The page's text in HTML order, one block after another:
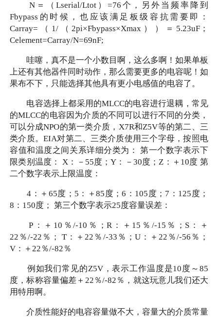
N＝（Lserial/Ltot）=76个，另外当频率降到
Fbypass的时候，也应该满足板级容抗需要即：
Carray=（1/（2pi×Fbypass×Xmax））＝5.23uF；
Celement=Carray/N=69nF;
哇噻，真不是一个小数目啊，这么多啊！如果单板
上还有其他器件同时动作，那么需要更多的电容呢！如
果布不下，只能选择其他具有更小电感值的电容了。
电容选择上都采用的MLCC的电容进行退耦，常见
的MLCC的电容因为介质的不同可以进行不同的分类，
可以分成NPO的第一类介质，X7R和Z5V等的第二、三
类介质。EIA对第二、三类介质使用三个字母，按照电
容值和温度之间关系详细分类为： 第一个数字表示下
限类别温度： X：－55度；Y：－30度；Z：＋10度 第
二个数字表示上限温度：
4：＋65度；5：＋85度；6：105度；7：125度；
8：150度； 第三个数字表示25度容量误差：
P：＋10％/-10％；R：＋15％/-15％；S：＋
22％/-22％； T：＋22％/-33％；U：＋22％/-56％；
V：＋22％/-82％
例如我们常见的Z5V，表示工作温度是10度～85
度，标称容量偏差＋22％/-82％，就这玩意儿我们还大
用特用啊。
介质性能好的电容容量做不大，容量大的介质常量